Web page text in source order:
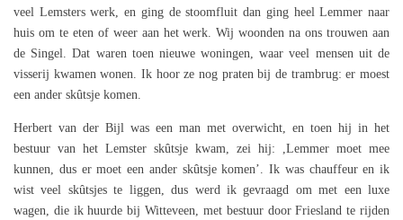
veel Lemsters werk, en ging de stoomfluit dan ging heel Lemmer naar
huis om te eten of weer aan het werk. Wij woonden na ons trouwen aan
de Singel. Dat waren toen nieuwe woningen, waar veel mensen uit de
visserij kwamen wonen. Ik hoor ze nog praten bij de trambrug: er moest
een ander skûtsje komen.
Herbert van der Bijl was een man met overwicht, en toen hij in het
bestuur van het Lemster skûtsje kwam, zei hij: ,Lemmer moet mee
kunnen, dus er moet een ander skûtsje komen’. Ik was chauffeur en ik
wist veel skûtsjes te liggen, dus werd ik gevraagd om met een luxe
wagen, die ik huurde bij Witteveen, met bestuur door Friesland te rijden